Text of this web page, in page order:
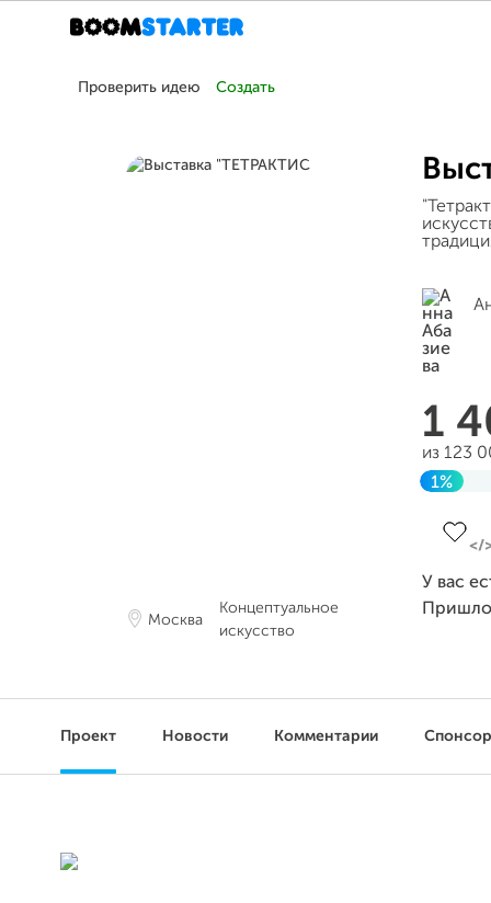
Проверить идею Создать
Москва
Концептуальное
искусство
1
из 123
1%
У вас
Проект Новости Комментарии